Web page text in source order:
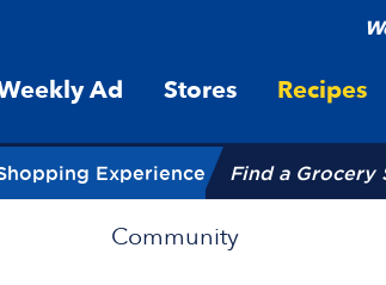
Ad Stores Recipes
Experience Find a Grocery
Community